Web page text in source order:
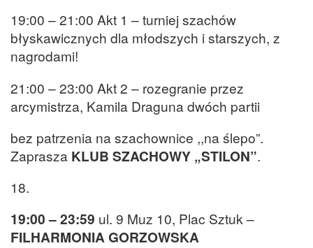
19:00 – 21:00 Akt 1 – turniej szachów
błyskawicznych dla młodszych i starszych, z
nagrodami!
21:00 – 23:00 Akt 2 – rozegranie przez
arcymistrza, Kamila Draguna dwóch partii
bez patrzenia na szachownice ,,na ślepo”.
Zaprasza KLUB SZACHOWY „STILON”.
18.
19:00 – 23:59 ul. 9 Muz 10, Plac Sztuk –
FILHARMONIA GORZOWSKA